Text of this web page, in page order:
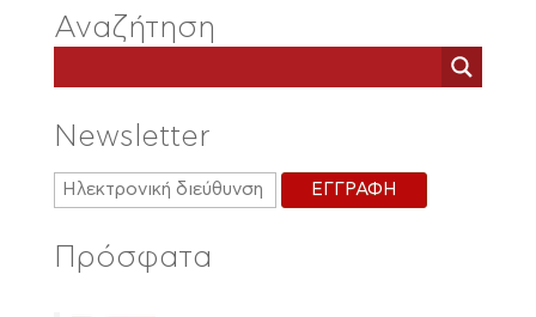
Αναζήτηση
Newsletter
Πρόσφατα